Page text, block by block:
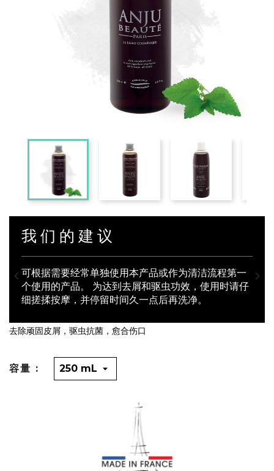
 
我们的建议
可根据需要经常单独使用本产品或作为清洁流程第一
个使用的产品。 为达到去屑和驱虫功效，使用时请仔
细搓揉按摩，并停留时间久一点后再洗净。
去除顽固皮屑，驱虫抗菌，愈合伤口
容量 :